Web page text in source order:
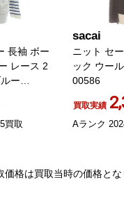
長袖 ボー
レース 2
ー
買取
sacai
ニット セ
ック ウー
00586
買取実績
Aランク
価格は買取当時の価格とな